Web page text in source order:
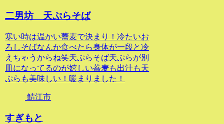
二男坊 天ぷらそば
寒い時は温かい蕎麦で決まり！冷たいお
ろしそばなんか食べたら身体が一段と冷
えちゃうからね笑天ぷらそば天ぷらが別
皿になってるのが嬉しい蕎麦も出汁も天
ぷらも美味しい！暖まりました！
鯖江市
すぎもと